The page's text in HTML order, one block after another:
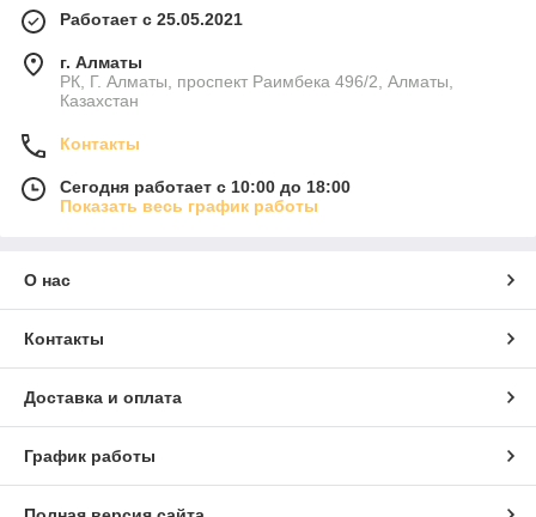
Работает с 25.05.2021
г. Алматы
РК, Г. Алматы, проспект Раимбека 496/2, Алматы,
Казахстан
Контакты
Сегодня работает с 10:00 до 18:00
Показать весь график работы
О нас
Контакты
Доставка и оплата
График работы